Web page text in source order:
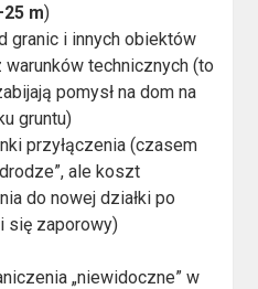
m)
granic i innych obiektów
warunków technicznych (to
pomysł na dom na
gruntu)
przyłączenia (czasem
ale koszt
do nowej działki po
się zaporowy)
„niewidoczne” w